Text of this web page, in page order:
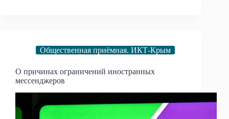
Общественная приёмная. ИКТ-Крым
О причинах ограничений иностранных
мессенджеров